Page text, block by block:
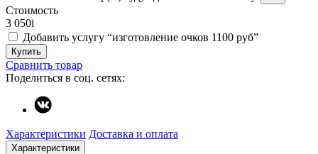
Стоимость
3 050i
Добавить услугу “изготовление очков 1100 руб”
Купить
Сравнить товар
Поделиться в соц. сетях:
Характеристики Доставка и оплата
Характеристики